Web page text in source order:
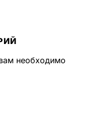
необходимо